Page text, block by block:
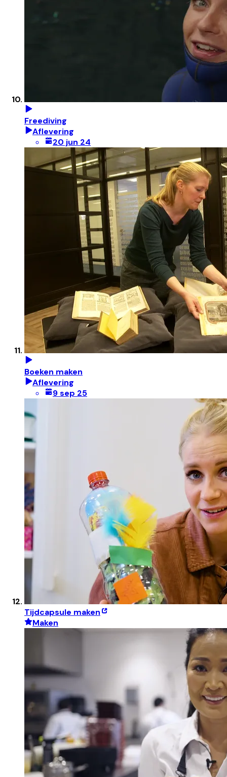
Freediving
Aflevering
20 jun 24
Boeken maken
Aflevering
9 sep 25
Tijdcapsule maken
Maken